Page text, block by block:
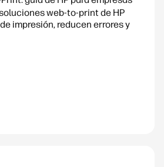
web-to-print de HP
impresión, reducen errores y